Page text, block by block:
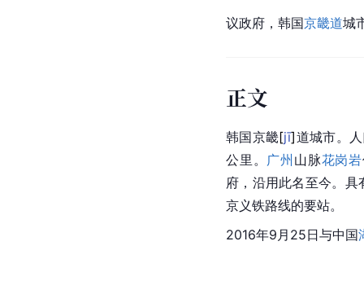
议政府，韩国京畿道城
正文
韩国京畿[jī]道城市。
公里。 广州 山脉花岗岩
府 ，沿用此名至今。
京义铁路线的要站。
2016年9月25日与中国